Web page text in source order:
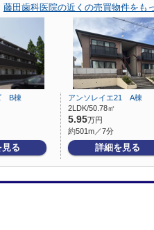
藤田歯科医院の近くの売買物件をも
B棟
る
アンソレイエ21 A棟
2LDK/50.78㎡
5.95万円
約501m／7分
詳細を見る